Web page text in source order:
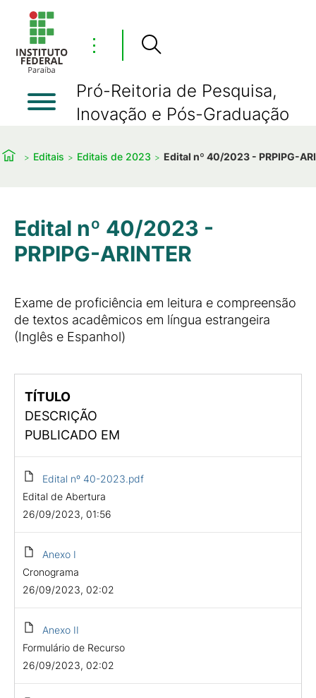
⋮
Pró-Reitoria de Pesquisa,
Inovação e Pós-Graduação
Editais Editais de 2023 Edital nº 40/2023 - PRPIPG-
Edital nº 40/2023 -
PRPIPG-ARINTER
Exame de proficiência em leitura e compreensão
de textos acadêmicos em língua estrangeira
(Inglês e Espanhol)
TÍTULO
DESCRIÇÃO
PUBLICADO EM
Edital nº 40-2023.pdf
Edital de Abertura
26/09/2023, 01:56
Anexo I
Cronograma
26/09/2023, 02:02
Anexo II
Formulário de Recurso
26/09/2023, 02:02